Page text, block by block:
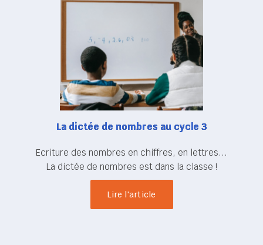
La dictée de nombres au cycle 3
Ecriture des nombres en chiffres, en lettres...
La dictée de nombres est dans la classe !
Lire l'article